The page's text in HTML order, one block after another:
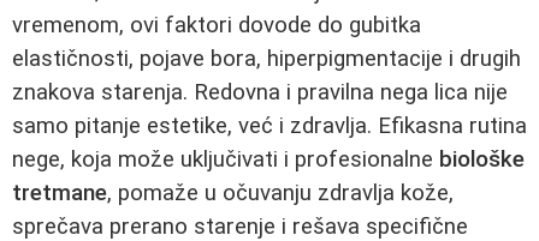
vremenom, ovi faktori dovode do gubitka
elastičnosti, pojave bora, hiperpigmentacije i drugih
znakova starenja. Redovna i pravilna nega lica nije
samo pitanje estetike, već i zdravlja. Efikasna rutina
nege, koja može uključivati i profesionalne biološke
tretmane, pomaže u očuvanju zdravlja kože,
sprečava prerano starenje i rešava specifične